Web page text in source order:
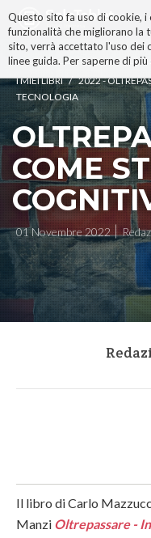
Questo sito fa uso di cookie,
funzionalità che migliorano la
sito, verrà accettato l'uso dei
linee guida. Per saperne di più
ai
|
I MIEI LIBRI / 2022 -
TECNOLOGIA
COME
01 Novembre 2022
Il libro di Carlo
Manzi Oltrepassare -